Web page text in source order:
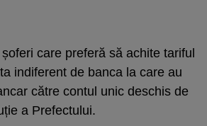
care preferă să achite tariful
indiferent de banca la care au
către contul unic deschis de
a Prefectului.